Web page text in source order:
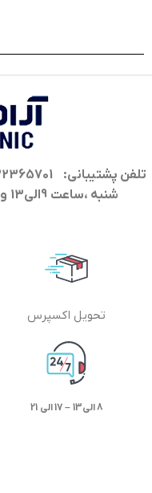
تلفن پشتیبانی: 09132365701
شنبه ،ساعت 9الی13 و 17 الی 20 پاسخگوی شما هستیم
تحویل اکسپرس
8 الی13 – 17 الی 21